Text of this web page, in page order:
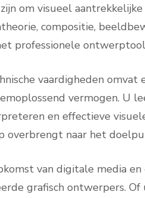
om visueel
compositie,
professionele
vaardigheden
vermogen. U
en effectieve
overbrengt naar het
van digitale media
grafisch ontwerpers.